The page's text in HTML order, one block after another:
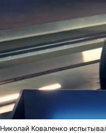
Николай Коваленко